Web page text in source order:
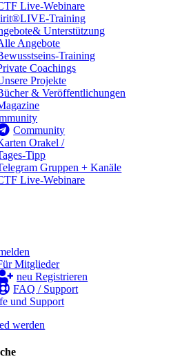
Live-Webinare
LIVE-Training
& Unterstützung
Angebote
Training
Coachings
Projekte
& Veröffentlichungen
Community
Orakel /
Tipp
Gruppen + Kanäle
Live-Webinare
Mitglieder
neu Registrieren
FAQ / Support
und Support
werden